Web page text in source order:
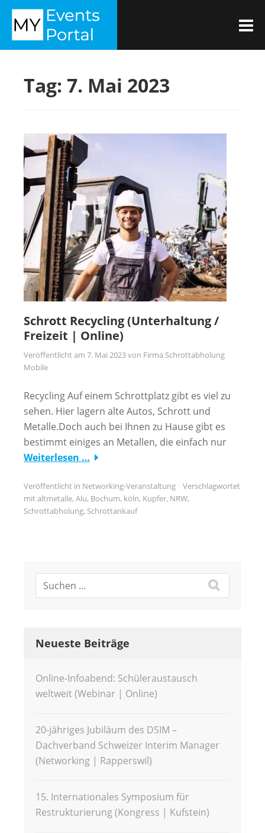
Zum
Inhalt
springen
MYEVENTSPORTAL
Tag: 7. Mai 2023
Schrott Recycling (Unterhaltung /
Freizeit | Online)
Veröffentlicht am 7. Mai 2023von Firma Schrottabholung
Mobile
Recycling Auf einem Schrottplatz gibt es viel zu
sehen. Hier lagern alte Autos, Schrott und
Metalle.Doch auch bei Ihnen zu Hause gibt es
bestimmt einiges an Metallen, die einfach nur
Weiterlesen …
Veröffentlicht in Networking-Veranstaltung
Verschlagwortet
mitaltmetalle, Alu, Bochum, köln, Kupfer, NRW,
Schrottabholung, Schrottankauf
Neueste Beiträge
Online-Infoabend: Schüleraustausch
weltweit (Webinar | Online)
20-jähriges Jubiläum des DSIM –
Dachverband Schweizer Interim Manager
(Networking | Rapperswil)
15. Internationales Symposium für
Restrukturierung (Kongress | Kufstein)